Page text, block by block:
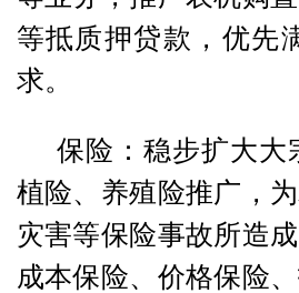
等抵质押贷款，优先
求。
保险：稳步扩大大
植险、养殖险推广，
灾害等保险事故所造
成本保险、价格保险